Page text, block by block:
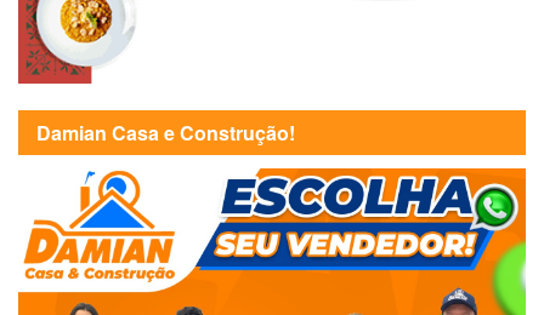
Damian Casa e Construção!